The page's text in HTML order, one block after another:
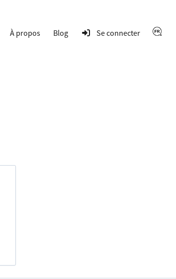
À propos Blog Se connecter